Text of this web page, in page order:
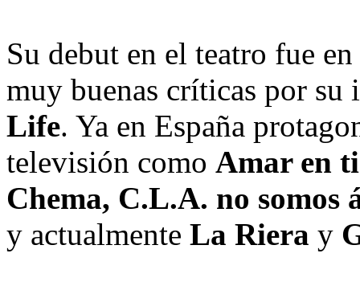
Su debut en el teatro fue
muy buenas críticas por
Life. Ya en España
televisión como Amar en
Chema, C.L.A. no somos
y actualmente La Riera y